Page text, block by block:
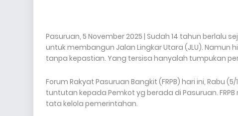
Pasuruan, 5 November 2025 | Sudah 14 tahun berlalu
untuk membangun Jalan Lingkar Utara (JLU).
tanpa kepastian. Yang tersisa hanyalah tumpukan
Forum Rakyat Pasuruan Bangkit (FRPB) hari ini, Rabu
tuntutan kepada Pemkot yg berada di Pasuruan.
tata kelola pemerintahan.